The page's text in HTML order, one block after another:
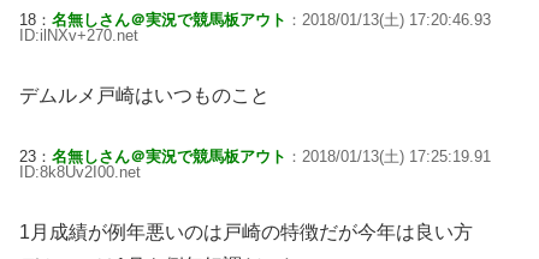
18： 名無しさん＠実況で競馬板アウト ：2018/01/13(土) 17:20:46.93
ID:ilNXv+270.net
デムルメ戸崎はいつものこと
23： 名無しさん＠実況で競馬板アウト ：2018/01/13(土) 17:25:19.91
ID:8k8Uv2I00.net
1月成績が例年悪いのは戸崎の特徴だが今年は良い方